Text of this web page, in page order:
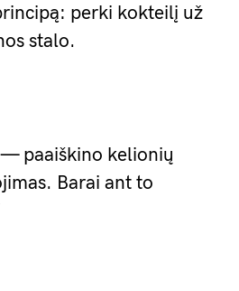
perki kokteilį už
stalo.
paaiškino kelionių
Barai ant to